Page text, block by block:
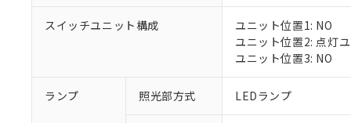
スイッチユニット構成
ユニット位置1: NO
ユニット位置2: 点灯
ユニット位置3: NO
ランプ 照光部方式 LEDランプ
※1 対応状況